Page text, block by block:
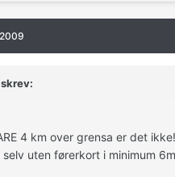
skrev:
4 km over grensa er det
selv uten førerkort i minimum